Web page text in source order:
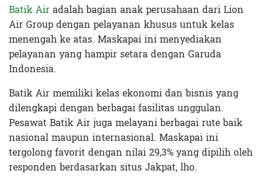
Batik Airadalah bagian anak perusahaan dari Lion
Air Group dengan pelayanan khusus untuk kelas
menengah ke atas. Maskapai ini menyediakan
pelayanan yang hampir setara dengan Garuda
Indonesia.
Batik Air memiliki kelas ekonomi dan bisnis yang
dilengkapi dengan berbagai fasilitas unggulan.
Pesawat Batik Air juga melayani berbagai rute baik
nasional maupun internasional. Maskapai ini
tergolong favorit dengan nilai 29,3% yang dipilih oleh
responden berdasarkan situs Jakpat, lho.